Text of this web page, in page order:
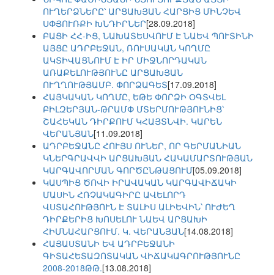
ՈՒՂԵՐՁՆԵՐԸ՝ ԱՐՑԱԽՅԱՆ ՀԱՐՑԻՑ ՄԻՆՉԵՎ
ՍՓՅՈՒՌՔԻ ԽՆԴԻՐՆԵՐ[28.09.2018]
ԲԱՑԻ ՀՀ-ԻՑ, ՆԱԽԱՏԵՍՎՈՒՄ Է ՆԱԵՎ ՊՈՒՏԻՆԻ
ԱՅՑԸ ԱԴՐԲԵՋԱՆ, ՌՈՒՍԱԿԱՆ ԿՈՂՄԸ
ԱԿՏԻՎԱՑՆՈՒՄ Է ԻՐ ՄԻՋՆՈՐԴԱԿԱՆ
ԱՌԱՔԵԼՈՒԹՅՈՒՆԸ ԱՐՑԱԽՅԱՆ
ՈՒՂՂՈՒԹՅԱՄԲ. ՓՈՐՁԱԳԵՏ[17.09.2018]
ՀԱՅԿԱԿԱՆ ԿՈՂՄԸ, ԵԹԵ ՓՈՐՁԻ ՕԳՏՎԵԼ
ԲԻԼԶԵՐՅԱՆ-ԹՐԱՄՓ ՄՏԵՐՄՈՒԹՅՈՒՆԻՑ՝
ՇԱՀԵԿԱՆ ԴԻՐՔՈՒՄ ԿՀԱՅՏՆՎԻ. ԿԱՐԵՆ
ՎԵՐԱՆՅԱՆ[11.09.2018]
ԱԴՐԲԵՋԱՆԸ ՀՈՒՅՍ ՈՒՆԵՐ, ՈՐ ԳԵՐՄԱՆԻԱՆ
ԿՆԵՐԳՐԱՎՎԻ ԱՐՑԱԽՅԱՆ ՀԱԿԱՄԱՐՏՈՒԹՅԱՆ
ԿԱՐԳԱՎՈՐՄԱՆ ԳՈՐԾԸՆԹԱՑՈՒՄ[05.09.2018]
ԿԱՍՊԻՑ ԾՈՎԻ ԻՐԱՎԱԿԱՆ ԿԱՐԳԱՎԻՃԱԿԻ
ՄԱՍԻՆ ՀՌՉԱԿԱԳԻՐԸ ԱՎԵԼՈՐԴ
ՎՍՏԱՀՈՒԹՅՈՒՆ Է ՏԱԼԻՍ ԱԼԻԵՎԻՆ՝ ՈՒԺԵՂ
ԴԻՐՔԵՐԻՑ ԽՈՍԵԼՈՒ ՆԱԵՎ ԱՐՑԱԽԻ
ՀԻՄՆԱՀԱՐՑՈՒՄ. Կ. ՎԵՐԱՆՅԱՆ[14.08.2018]
ՀԱՅԱՍՏԱՆԻ ԵՎ ԱԴՐԲԵՋԱՆԻ
ԳԻՏԱՀԵՏԱԶՈՏԱԿԱՆ ՎԻՃԱԿԱԳՐՈՒԹՅՈՒՆԸ
2008-2018ԹԹ.[13.08.2018]